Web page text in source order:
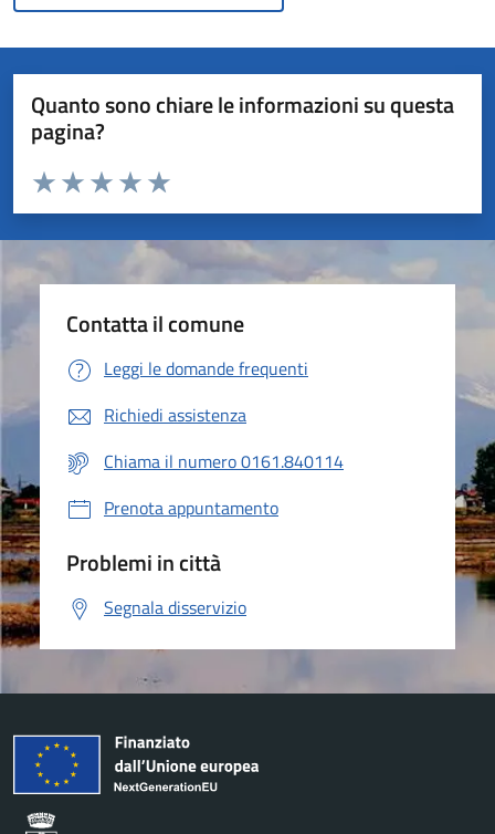
Quanto sono chiare le informazioni su questa
pagina?
Valuta da 1 a 5 stelle la pagina
Valuta 5 stelle su 5
Valuta 4 stelle su 5
Valuta 3 stelle su 5
Valuta 2 stelle su 5
Valuta 1 stelle su 5
Contatta il comune
Leggi le domande frequenti
Richiedi assistenza
Chiama il numero 0161.840114
Prenota appuntamento
Problemi in città
Segnala disservizio